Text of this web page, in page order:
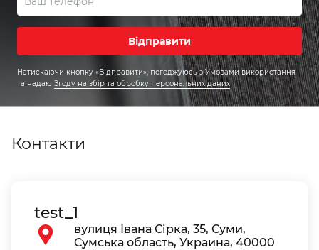
Відправити
Натискаючи кнопку «Відправити», погоджуюсьзУмовами використання
та надаю Згоду на збір та обробку персональних даних
Контакти
test_1
вулиця Івана Сірка, 35, Суми,
Сумська область, Украина, 40000